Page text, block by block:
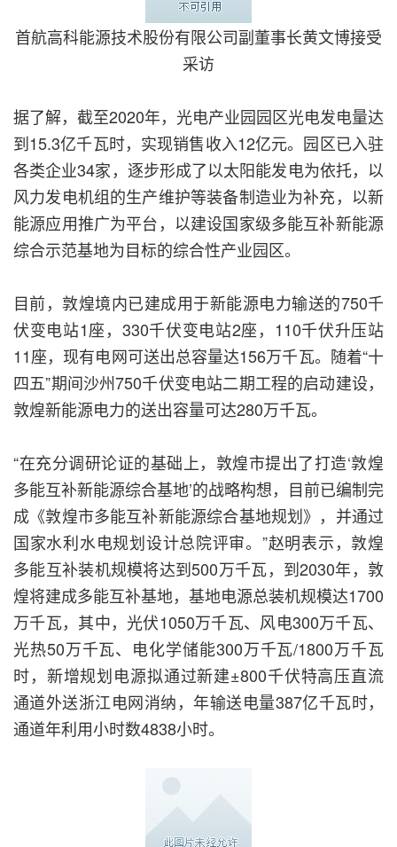
首航高科能源技术股份有限公司副董事长黄文博接受
采访
据了解，截至2020年，光电产业园园区光电发电量达
到15.3亿千瓦时，实现销售收入12亿元。园区已入驻
各类企业34家，逐步形成了以太阳能发电为依托，以
风力发电机组的生产维护等装备制造业为补充，以新
能源应用推广为平台，以建设国家级多能互补新能源
综合示范基地为目标的综合性产业园区。
目前，敦煌境内已建成用于新能源电力输送的750千
伏变电站1座，330千伏变电站2座，110千伏升压站
11座，现有电网可送出总容量达156万千瓦。随着“十
四五”期间沙州750千伏变电站二期工程的启动建设，
敦煌新能源电力的送出容量可达280万千瓦。
“在充分调研论证的基础上，敦煌市提出了打造‘敦煌
多能互补新能源综合基地’的战略构想，目前已编制完
成《敦煌市多能互补新能源综合基地规划》，并通过
国家水利水电规划设计总院评审。”赵明表示，敦煌
多能互补装机规模将达到500万千瓦，到2030年，敦
煌将建成多能互补基地，基地电源总装机规模达1700
万千瓦，其中，光伏1050万千瓦、风电300万千瓦、
光热50万千瓦、电化学储能300万千瓦/1800万千瓦
时，新增规划电源拟通过新建±800千伏特高压直流
通道外送浙江电网消纳，年输送电量387亿千瓦时，
通道年利用小时数4838小时。